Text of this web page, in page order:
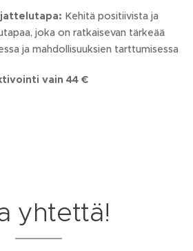
Kehitä positiivista ja
joka on ratkaisevan tärkeää
ja mahdollisuuksien tarttumisessa
vain 44 €
yhtettä!